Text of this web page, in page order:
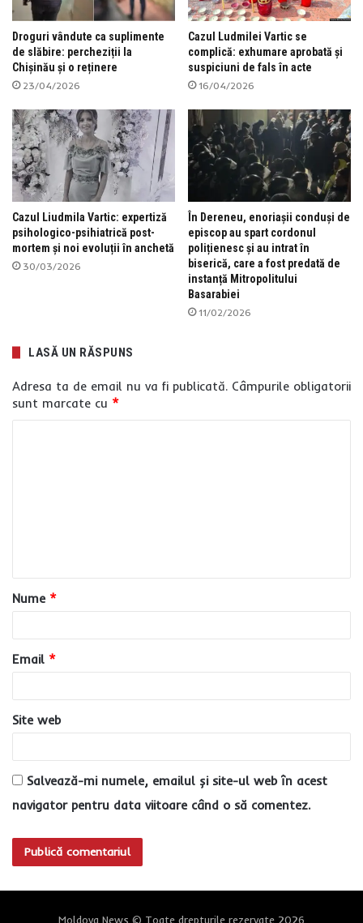
Droguri vândute ca suplimente
de slăbire: percheziții la
Chișinău și o reținere
23/04/2026
Cazul Ludmilei Vartic se
complică: exhumare aprobată și
suspiciuni de fals în acte
16/04/2026
Cazul Liudmila Vartic: expertiză
psihologico-psihiatrică post-
mortem și noi evoluții în anchetă
30/03/2026
În Dereneu, enoriașii conduși de
episcop au spart cordonul
polițienesc și au intrat în
biserică, care a fost predată de
instanță Mitropolitului
Basarabiei
11/02/2026
LASĂ UN RĂSPUNS
Adresa ta de email nu va fi publicată. Câmpurile obligatorii
sunt marcate cu *
a
r
*
Nume *
Email *
Site web
Salvează-mi numele, emailul și site-ul web în acest
navigator pentru data viitoare când o să comentez.
Moldova News © Toate drepturile rezervate 2026